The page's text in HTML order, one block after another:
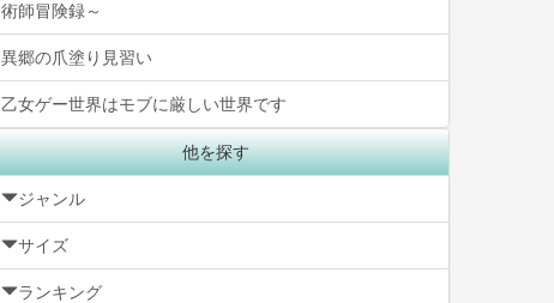
術師冒険録～
異郷の爪塗り見習い
乙女ゲー世界はモブに厳しい世界です
他を探す
ジャンル
サイズ
ランキング